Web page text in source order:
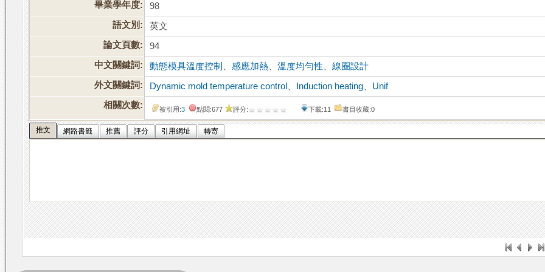
畢業學年度:
98
語文別:
英文
論文頁數:
94
中文關鍵詞:
動態模具溫度控制 、感應加熱 、溫度均勻性 、線圈設計
外文關鍵詞:
Dynamic mold temperature control Induction heating
Unif
相關次數:
被引用:3 點閱:677 評分: 下載:11 書目收藏:0
推文 網路書籤 推薦 評分 引用網址 轉寄